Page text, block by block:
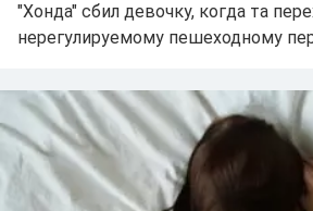
"Хонда" сбил девочку, когда та
нерегулируемому пешеходному